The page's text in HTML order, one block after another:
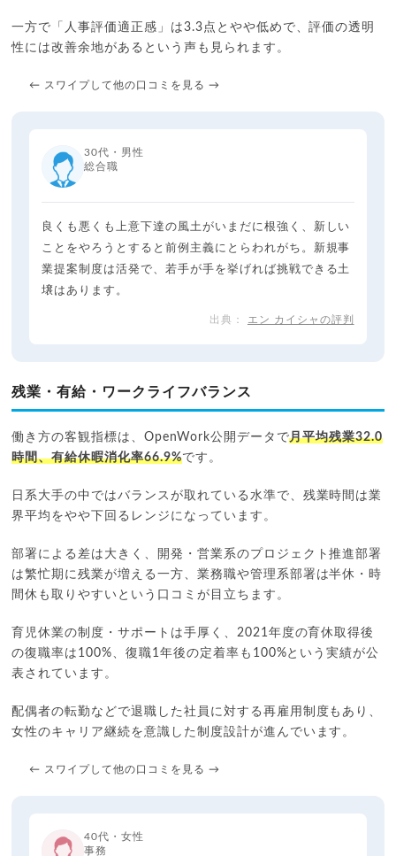
一方で「人事評価適正感」は3.3点とやや低めで、評価の透明
性には改善余地があるという声も見られます。
← スワイプして他の口コミを見る →
30代・男性
総合職
良くも悪くも上意下達の風土がいまだに根強く、新しい
ことをやろうとすると前例主義にとらわれがち。新規事
業提案制度は活発で、若手が手を挙げれば挑戦できる土
壌はあります。
エン カイシャの評判
残業・有給・ワークライフバランス
働き方の客観指標は、OpenWork公開データで月平均残業32.0
時間、有給休暇消化率66.9%です。
日系大手の中ではバランスが取れている水準で、残業時間は業
界平均をやや下回るレンジになっています。
部署による差は大きく、開発・営業系のプロジェクト推進部署
は繁忙期に残業が増える一方、業務職や管理系部署は半休・時
間休も取りやすいという口コミが目立ちます。
育児休業の制度・サポートは手厚く、2021年度の育休取得後
の復職率は100%、復職1年後の定着率も100%という実績が公
表されています。
配偶者の転勤などで退職した社員に対する再雇用制度もあり、
女性のキャリア継続を意識した制度設計が進んでいます。
← スワイプして他の口コミを見る →
40代・女性
事務